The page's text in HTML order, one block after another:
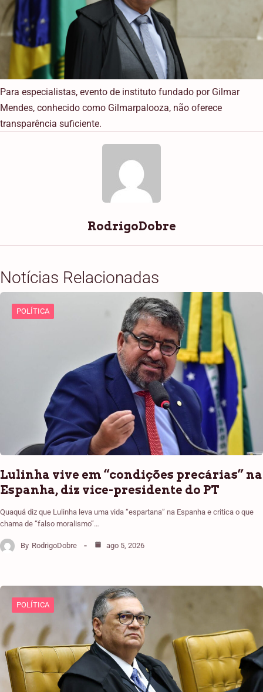
Para especialistas, evento de instituto fundado por Gilmar
Mendes, conhecido como Gilmarpalooza, não oferece
transparência suficiente.
RodrigoDobre
Notícias Relacionadas
POLÍTICA
Lulinha vive em “condições precárias” na
Espanha, diz vice-presidente do PT
Quaquá diz que Lulinha leva uma vida “espartana” na Espanha e critica o que
chama de “falso moralismo”…
By RodrigoDobre ago 5, 2026
POLÍTICA